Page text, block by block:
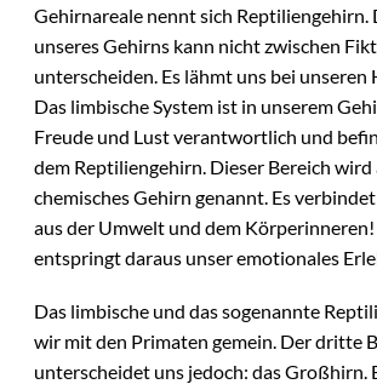
Gehirnareale nennt sich Reptiliengehirn.
unseres Gehirns kann nicht zwischen
unterscheiden. Es lähmt uns bei unseren
Das limbische System ist in unserem
Freude und Lust verantwortlich und
dem Reptiliengehirn. Dieser Bereich wird
chemisches Gehirn genannt. Es
aus der Umwelt und dem
entspringt daraus unser emotionales
Das limbische und das sogenannte
wir mit den Primaten gemein. Der dritte
unterscheidet uns jedoch: das Großhirn.